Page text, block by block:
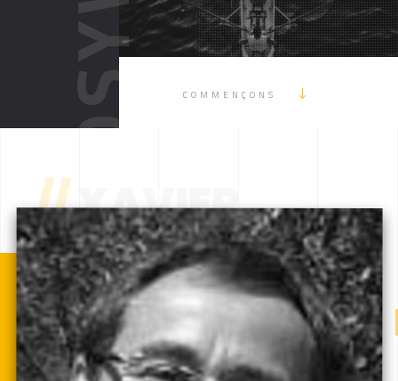
UX/UI DESIGN
WEBMARKETING
RÉSEAUX SOCIAUX
COMMENÇONS
//XAVIER
and security features of the website. These cookies do not store any personal
information.
Non-necessary
Non-necessary
and is used specifically to collect user personal data via analytics, ads, other
procure user consent prior to running these cookies on your website.